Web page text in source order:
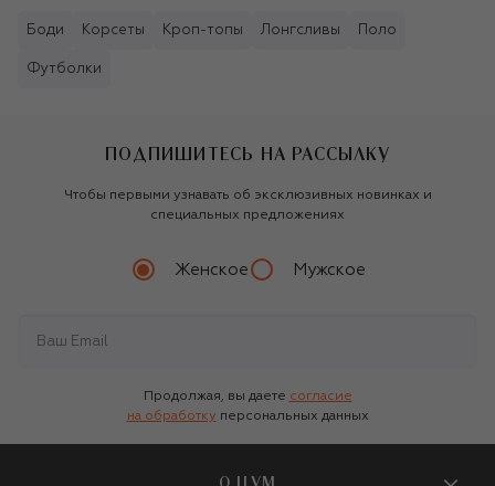
Боди Корсеты Кроп-топы Лонгсливы Поло
Футболки
ПОДПИШИТЕСЬ НА РАССЫЛКУ
Чтобы первыми узнавать об эксклюзивных новинках и
специальных предложениях
Женское Мужское
Продолжая, вы даете согласие
на обработку персональных данных